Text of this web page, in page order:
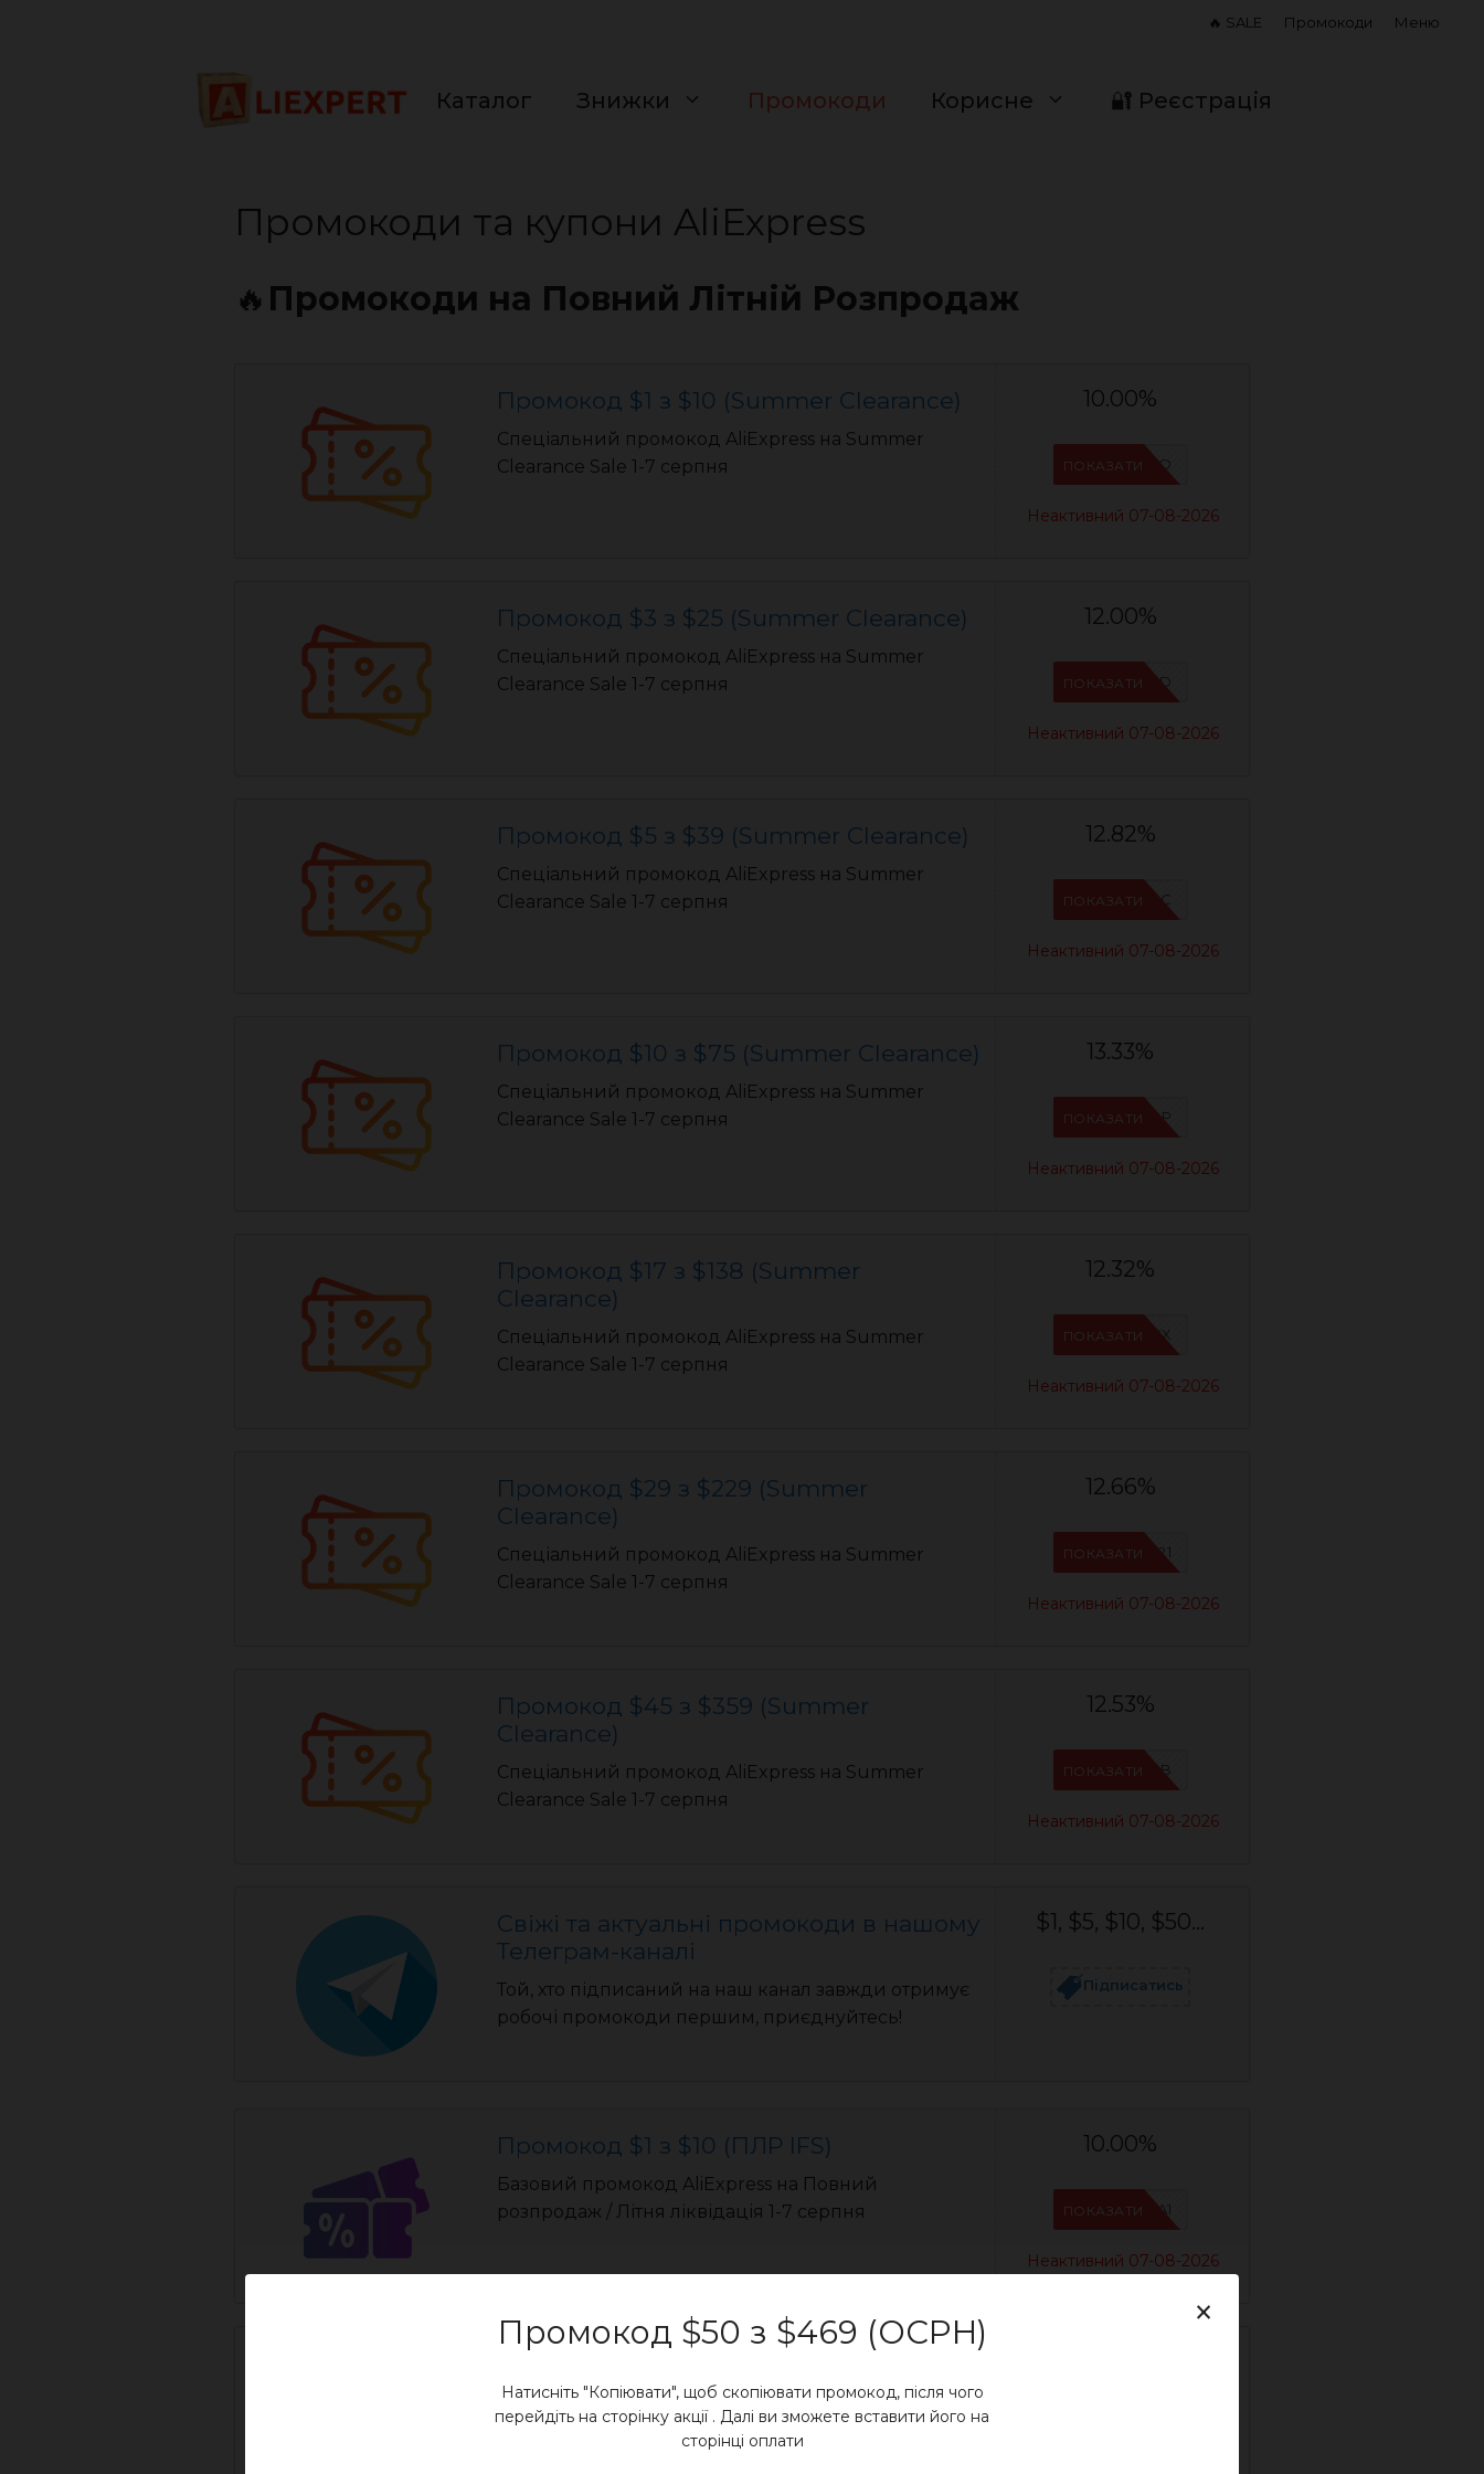
🔥 SALE Промокоди Меню
Каталог Знижки Промокоди Корисне 🔐 Реєстрація
Промокоди та купони AliExpress
🔥 Промокоди на Повний Літній Розпродаж
Промокод $1 з $10 (Summer Clearance)
Спеціальний промокод AliExpress на Summer
Clearance Sale 1-7 серпня
10.00%
IFP6ES4O
ПОКАЗАТИ
Неактивний 07-08-2026
Промокод $3 з $25 (Summer Clearance)
Спеціальний промокод AliExpress на Summer
Clearance Sale 1-7 серпня
12.00%
IFPZ5PBD
ПОКАЗАТИ
Неактивний 07-08-2026
Промокод $5 з $39 (Summer Clearance)
Спеціальний промокод AliExpress на Summer
Clearance Sale 1-7 серпня
12.82%
IFPC24DC
ПОКАЗАТИ
Неактивний 07-08-2026
Промокод $10 з $75 (Summer Clearance)
Спеціальний промокод AliExpress на Summer
Clearance Sale 1-7 серпня
13.33%
IFP8NASP
ПОКАЗАТИ
Неактивний 07-08-2026
Промокод $17 з $138 (Summer
Clearance)
Спеціальний промокод AliExpress на Summer
Clearance Sale 1-7 серпня
12.32%
IFPAURWX
ПОКАЗАТИ
Неактивний 07-08-2026
Промокод $29 з $229 (Summer
Clearance)
Спеціальний промокод AliExpress на Summer
Clearance Sale 1-7 серпня
12.66%
IFPYLM21
ПОКАЗАТИ
Неактивний 07-08-2026
Промокод $45 з $359 (Summer
Clearance)
Спеціальний промокод AliExpress на Summer
Clearance Sale 1-7 серпня
12.53%
IFPIMPAB
ПОКАЗАТИ
Неактивний 07-08-2026
Свіжі та актуальні промокоди в нашому
Телеграм-каналі
Той, хто підписаний на наш канал завжди отримує
робочі промокоди першим, приєднуйтесь!
$1, $5, $10, $50...
Підписатись
Промокод $1 з $10 (ПЛР IFS)
Базовий промокод AliExpress на Повний
розпродаж / Літня ліквідація 1-7 серпня
10.00%
IFSCDUA1
ПОКАЗАТИ
Неактивний 07-08-2026
Базовий промокод AliExpress на Повний
розпродаж / Літня ліквідація 1-7 серпня
Промокод $50 з $469 (OCPH) ×
Натисніть "Копіювати", щоб скопіювати промокод, після чого
перейдіть на сторінку акції . Далі ви зможете вставити його на
сторінці оплати